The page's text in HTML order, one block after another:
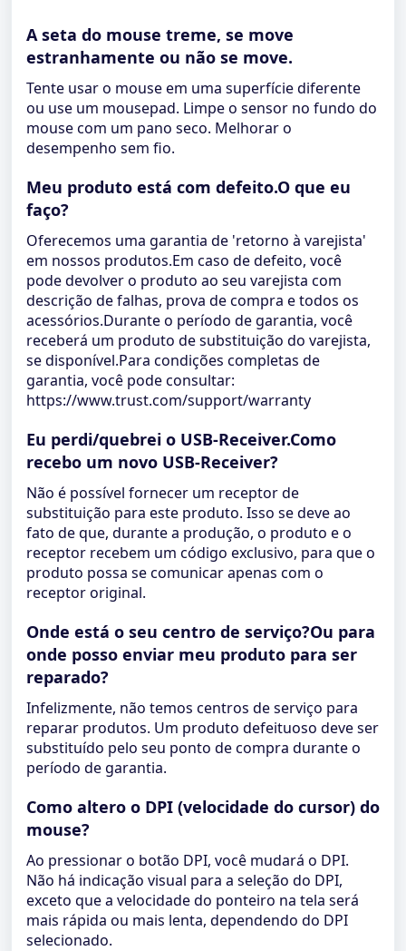
A seta do mouse treme, se move
estranhamente ou não se move.
Tente usar o mouse em uma superfície diferente
ou use um mousepad. Limpe o sensor no fundo do
mouse com um pano seco. Melhorar o
desempenho sem fio.
Meu produto está com defeito.O que eu
faço?
Oferecemos uma garantia de 'retorno à varejista'
em nossos produtos.Em caso de defeito, você
pode devolver o produto ao seu varejista com
descrição de falhas, prova de compra e todos os
acessórios.Durante o período de garantia, você
receberá um produto de substituição do varejista,
se disponível.Para condições completas de
garantia, você pode consultar:
https://www.trust.com/support/warranty
Eu perdi/quebrei o USB-Receiver.Como
recebo um novo USB-Receiver?
Não é possível fornecer um receptor de
substituição para este produto. Isso se deve ao
fato de que, durante a produção, o produto e o
receptor recebem um código exclusivo, para que o
produto possa se comunicar apenas com o
receptor original.
Onde está o seu centro de serviço?Ou para
onde posso enviar meu produto para ser
reparado?
Infelizmente, não temos centros de serviço para
reparar produtos. Um produto defeituoso deve ser
substituído pelo seu ponto de compra durante o
período de garantia.
Como altero o DPI (velocidade do cursor) do
mouse?
Ao pressionar o botão DPI, você mudará o DPI.
Não há indicação visual para a seleção do DPI,
exceto que a velocidade do ponteiro na tela será
mais rápida ou mais lenta, dependendo do DPI
selecionado.